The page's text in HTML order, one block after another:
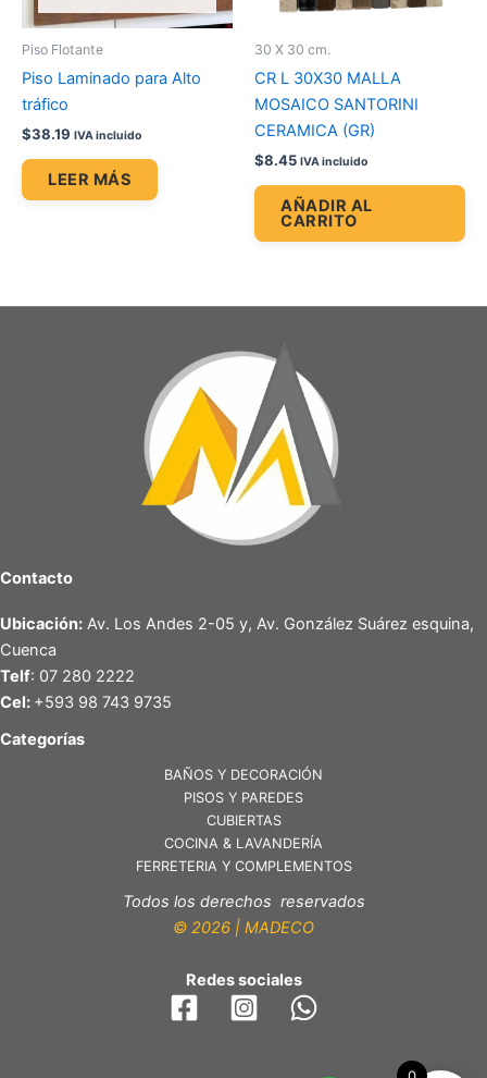
Piso Flotante
Piso Laminado para Alto
tráfico
$38.19 IVA incluido
LEER MÁS
30 X 30 cm.
CR L 30X30 MALLA
MOSAICO SANTORINI
CERAMICA (GR)
$8.45 IVA incluido
AÑADIR AL
CARRITO
Contacto
Ubicación: Av. Los Andes 2-05 y, Av. González Suárez esquina,
Cuenca
Telf: 07 280 2222
Cel: +593 98 743 9735
Categorías
BAÑOS Y DECORACIÓN
PISOS Y PAREDES
CUBIERTAS
COCINA & LAVANDERÍA
FERRETERIA Y COMPLEMENTOS
Todos los derechos reservados
© 2026 | MADECO
Redes sociales